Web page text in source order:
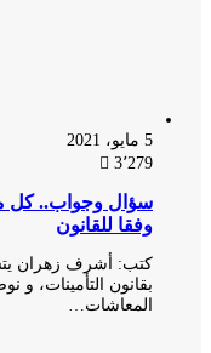
3٬279
سؤال وجواب.. كل ما
وفقا للقانون
كتب: أشرف زهران يتساءل
بقانون التأمينات، و نوضح
المعاشات…